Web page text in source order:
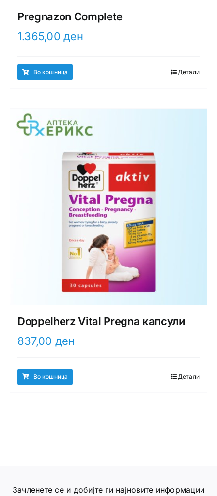
Pregnazon Complete
1.365,00ден
Во кошница Детали
Doppelherz Vital Pregna капсули
837,00 ден
Во кошница Детали
Зачленете се и добијте ги најновите информации